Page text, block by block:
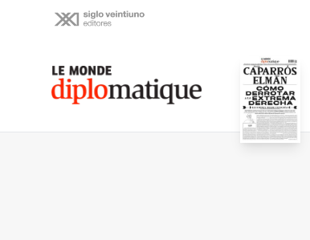
Le monde diplomatique